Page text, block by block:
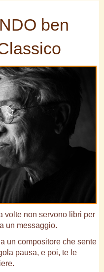
ben
volte non servono libri per
un messaggio.
un compositore che sente
pausa, e poi, te le